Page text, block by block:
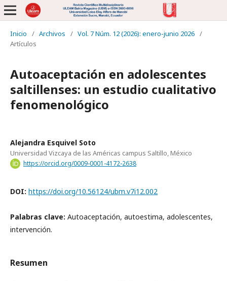
Inicio / Archivos / Vol. 7 Núm. 12 (2026): enero-junio 2026 /
Artículos
Autoaceptación en adolescentes
saltillenses: un estudio cualitativo
fenomenológico
Alejandra Esquivel Soto
Universidad Vizcaya de las Américas campus Saltillo, México
https://orcid.org/0009-0001-4172-2638
DOI: https://doi.org/10.56124/ubm.v7i12.002
Palabras clave: Autoaceptación, autoestima, adolescentes,
intervención.
Resumen